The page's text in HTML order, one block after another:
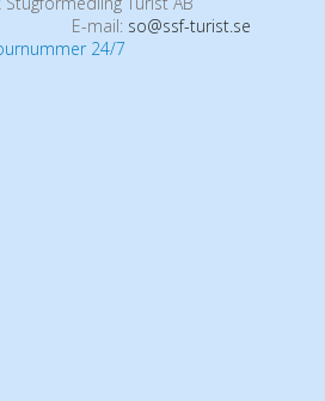
E-mail: so@ssf-turist.se
24/7